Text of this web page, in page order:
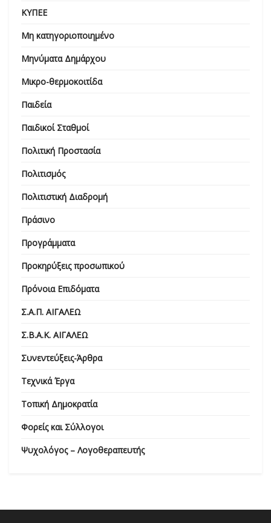
ΚΥΠΕΕ
Μη κατηγοριοποιημένο
Μηνύματα Δημάρχου
Μικρο-θερμοκοιτίδα
Παιδεία
Παιδικοί Σταθμοί
Πολιτική Προστασία
Πολιτισμός
Πολιτιστική Διαδρομή
Πράσινο
Προγράμματα
Προκηρύξεις προσωπικού
Πρόνοια Επιδόματα
Σ.Α.Π. ΑΙΓΑΛΕΩ
Σ.Β.Α.Κ. ΑΙΓΑΛΕΩ
Συνεντεύξεις-Άρθρα
Τεχνικά Έργα
Τοπική Δημοκρατία
Φορείς και Σύλλογοι
Ψυχολόγος – Λογοθεραπευτής